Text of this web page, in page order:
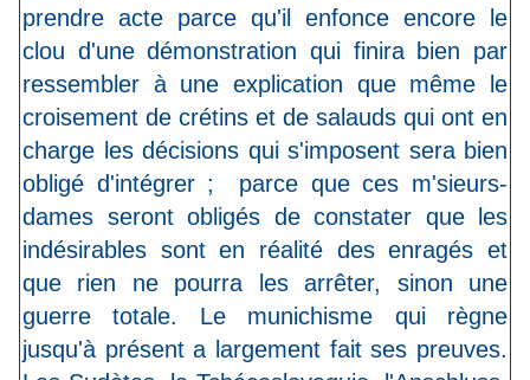
prendre acte parce qu'il enfonce encore le
clou d'une démonstration qui finira bien par
ressembler à une explication que même le
croisement de crétins et de salauds qui ont en
charge les décisions qui s'imposent sera bien
obligé d'intégrer ; parce que ces m'sieurs-
dames seront obligés de constater que les
indésirables sont en réalité des enragés et
que rien ne pourra les arrêter, sinon une
guerre totale. Le munichisme qui règne
jusqu'à présent a largement fait ses preuves.